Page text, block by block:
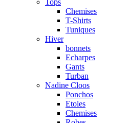
Tops
Chemises
T-Shirts
Tuniques
Hiver
bonnets
Echarpes
Gants
Turban
Nadine Cloos
Ponchos
Etoles
Chemises